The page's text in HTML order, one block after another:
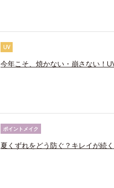
UV
今年こそ、焼かない・崩さない！
ポイントメイク
夏くずれをどう防ぐ？キレイが続